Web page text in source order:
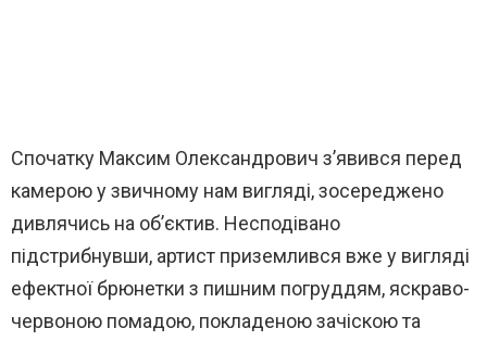
Спочатку Максим Олександрович з’явився перед
камерою у звичному нам вигляді, зосереджено
дивлячись на об’єктив. Несподівано
підстрибнувши, артист приземлився вже у вигляді
ефектної брюнетки з пишним погруддям, яскраво-
червоною помадою, покладеною зачіскою та